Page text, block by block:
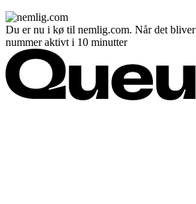
Du er nu i kø til nemlig.com. Når det
nummer aktivt i 10 minutter